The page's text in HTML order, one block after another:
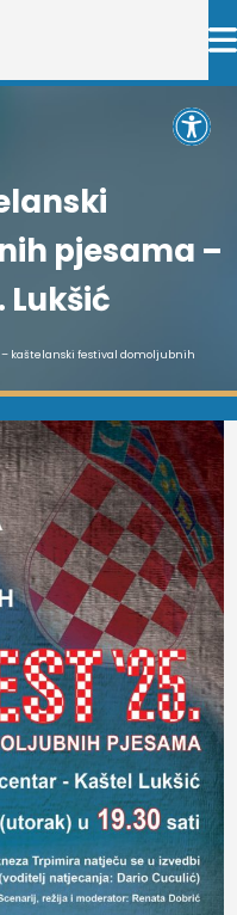
pjesama –
– kaštelanski festival domoljubnih